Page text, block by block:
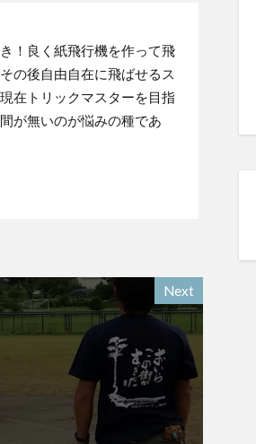
！良く紙飛行機を作って飛
の後自由自在に飛ばせるス
在トリックマスターを目指
が無いのが悩みの種であ
Next